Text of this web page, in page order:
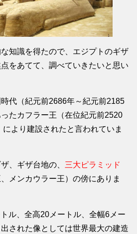
知識を得たので、エジプトのギザ
をあてて、調べていきたいと思い
代（紀元前2686年～紀元前2185
たカフラー王（在位紀元前2520
より建設されたと言われていま
、ギザ台地の、 三大ピラミッド
メンカウラー王）の傍にありま
ル、全高20メートル、全幅6メー
された像としては世界最大の建造